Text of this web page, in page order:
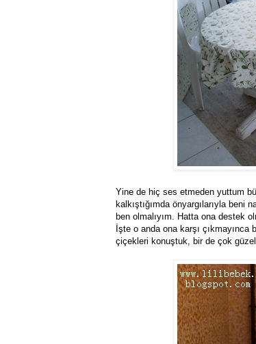
Yine de hiç ses etmeden yuttum
kalkıştığımda önyargılarıyla beni
ben olmalıyım. Hatta ona destek
İşte o anda ona karşı
çiçekleri konuştuk, bir de çok